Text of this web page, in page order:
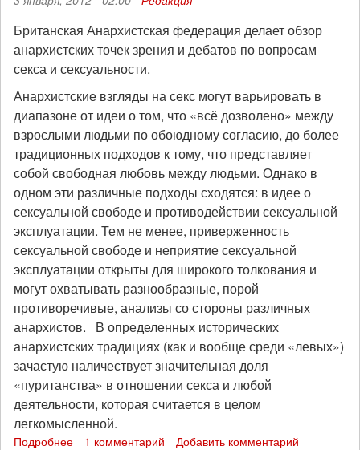
человека»
Британская Анархистская федерация делает обзор
анархистских точек зрения и дебатов по вопросам
секса и сексуальности.
Анархистские взгляды на секс могут варьировать в
диапазоне от идеи о том, что «всё дозволено» между
взрослыми людьми по обоюдному согласию, до более
традиционных подходов к тому, что представляет
собой свободная любовь между людьми. Однако в
одном эти различные подходы сходятся: в идее о
сексуальной свободе и противодействии сексуальной
эксплуатации. Тем не менее, приверженность
сексуальной свободе и неприятие сексуальной
эксплуатации открыты для широкого толкования и
могут охватывать разнообразные, порой
противоречивые, анализы со стороны различных
анархистов. В определенных исторических
анархистских традициях (как и вообще среди «левых»)
зачастую наличествует значительная доля
«пуританства» в отношении секса и любой
деятельности, которая считается в целом
легкомысленной.
Подробнее 1 комментарий Добавить комментарий